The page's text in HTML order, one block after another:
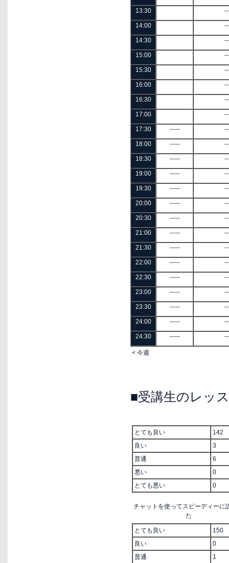
13:30
14:00
14:30
15:00
15:30
16:00
16:30
17:00
17:30 -----
18:00 -----
18:30 -----
19:00 -----
19:30 -----
20:00 -----
20:30 -----
21:00 -----
21:30 -----
22:00 -----
22:30 -----
23:00 -----
23:30 -----
24:00 -----
24:30 -----
< 今週
■受講生のレッ
とても良い
142
良い
3
普通
6
悪い
0
とても悪い
0
チャットを使ってスピーディーに
た
とても良い
150
良い
0
普通
1